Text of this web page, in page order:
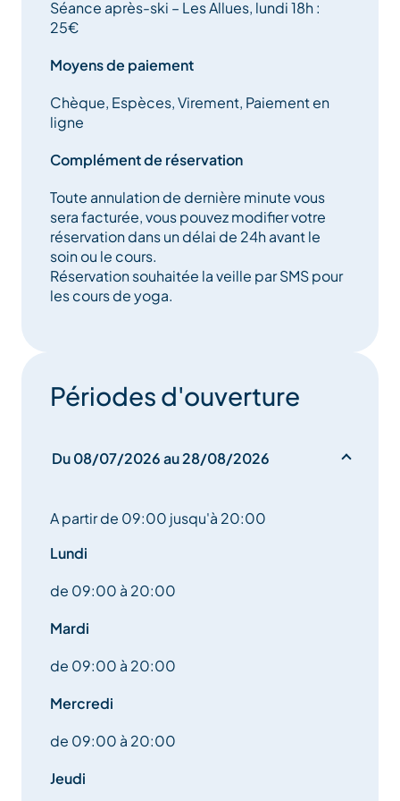
— Magali Ayali
Expériences estivales
relâcher les tensions, respirer profondément et
accueillir la douceur des fins de journée en
montagne.
Yoga fluide, respiration, mobilité consciente et
Des immersions itinérantes en petit groupe autour du
rituels nature et lecture de paysage.
éléments et l’énergie du moment.
• Sylvothérapie & Immersion Sensorielle
Une parenthèse de reconnexion à soi à travers la
forêt.
Approche sensible du vivant, éveil des 5 sens,
simples de régulation du stress inspirés de la nature.
Séance après-ski – Les Allues, lundi 18h :
25€
Moyens de paiement
Chèque, Espèces, Virement, Paiement en
ligne
Complément de réservation
Toute annulation de dernière minute vous
sera facturée, vous pouvez modifier votre
réservation dans un délai de 24h avant le
soin ou le cours.
Réservation souhaitée la veille par SMS pour
les cours de yoga.
Périodes d'ouverture
Du 08/07/2026 au 28/08/2026
A partir de 09:00 jusqu'à 20:00
Lundi
de 09:00 à 20:00
Mardi
de 09:00 à 20:00
Mercredi
de 09:00 à 20:00
Jeudi